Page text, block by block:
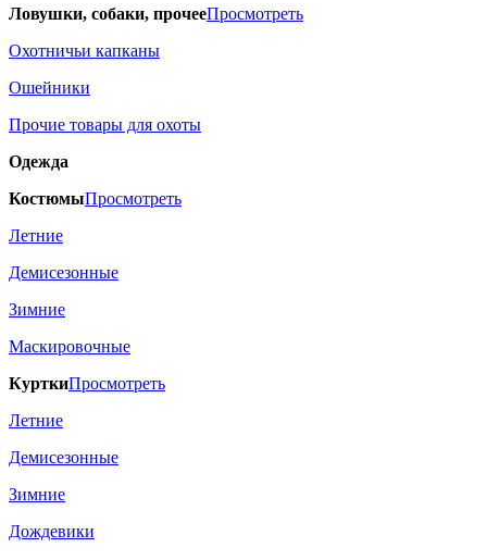
Ловушки, собаки, прочееПросмотреть
Охотничьи капканы
Ошейники
Прочие товары для охоты
Одежда
КостюмыПросмотреть
Летние
Демисезонные
Зимние
Маскировочные
КурткиПросмотреть
Летние
Демисезонные
Зимние
Дождевики